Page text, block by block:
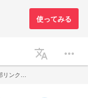
translate more_horiz